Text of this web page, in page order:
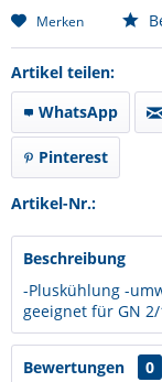
Merken
Artikel teilen:
WhatsApp
Pinterest
Artikel-Nr.:
Beschreibung
-Pluskühlung -
geeignet für GN
Bewertungen
0